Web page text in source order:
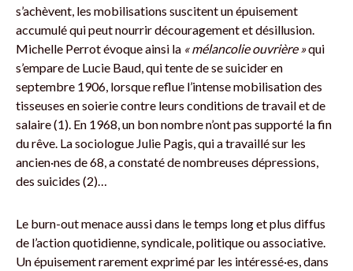
s’achèvent, les mobilisations suscitent un épuisement
accumulé qui peut nourrir découragement et désillusion.
Michelle Perrot évoque ainsi la « mélancolie ouvrière »qui
s’empare de Lucie Baud, qui tente de se suicider en
septembre 1906, lorsque reflue l’intense mobilisation des
tisseuses en soierie contre leurs conditions de travail et de
salaire (1). En 1968, un bon nombre n’ont pas supporté la fin
du rêve. La sociologue Julie Pagis, qui a travaillé sur les
ancien·nes de 68, a constaté de nombreuses dépressions,
des suicides (2)…
Le burn-out menace aussi dans le temps long et plus diffus
de l’action quotidienne, syndicale, politique ou associative.
Un épuisement rarement exprimé par les intéressé·es, dans